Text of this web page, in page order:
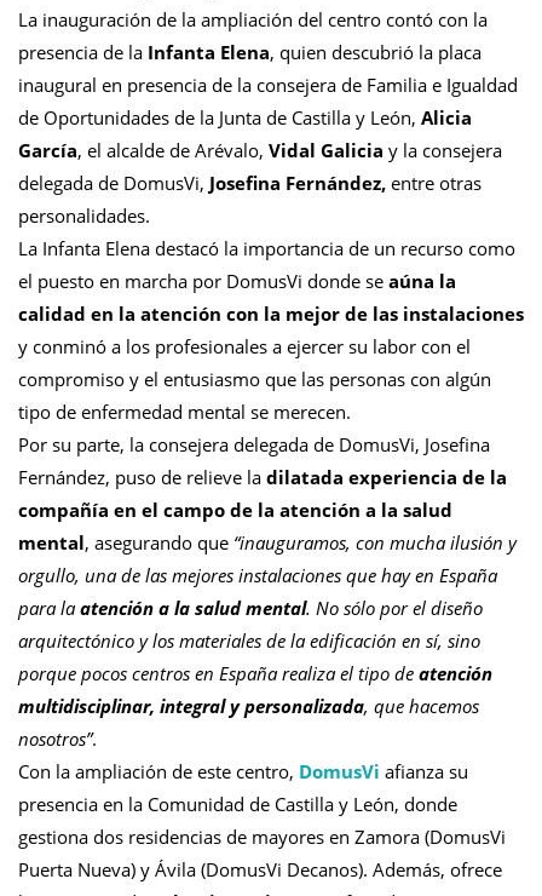
La inauguración de la ampliación del centro contó con la
presencia de la Infanta Elena, quien descubrió la placa
inaugural en presencia de la consejera de Familia e Igualdad
de Oportunidades de la Junta de Castilla y León, Alicia
García, el alcalde de Arévalo, Vidal Galicia y la consejera
delegada de DomusVi, Josefina Fernández, entre otras
personalidades.
La Infanta Elena destacó la importancia de un recurso como
el puesto en marcha por DomusVi donde se aúna la
calidad en la atención con la mejor de las instalaciones
y conminó a los profesionales a ejercer su labor con el
compromiso y el entusiasmo que las personas con algún
tipo de enfermedad mental se merecen.
Por su parte, la consejera delegada de DomusVi, Josefina
Fernández, puso de relieve la dilatada experiencia de la
compañía en el campo de la atención a la salud
mental, asegurando que “inauguramos, con mucha ilusión y
orgullo, una de las mejores instalaciones que hay en España
para laatención a la salud mental. No sólo por el diseño
arquitectónico y los materiales de la edificación en sí, sino
porque pocos centros en España realiza el tipo de atención
multidisciplinar, integral y personalizada, que hacemos
nosotros”.
Con la ampliación de este centro, DomusVi afianza su
presencia en la Comunidad de Castilla y León, donde
gestiona dos residencias de mayores en Zamora (DomusVi
Puerta Nueva) y Ávila (DomusVi Decanos). Además, ofrece